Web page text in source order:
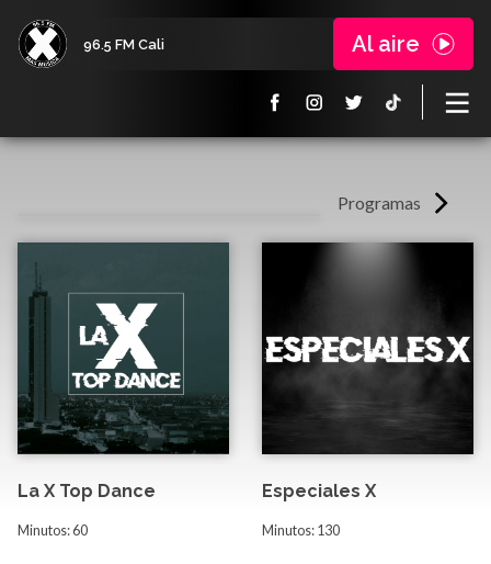
96.5 FM Cali Al aire
Programas
La X Top Dance
Minutos: 60
Especiales X
Minutos: 130